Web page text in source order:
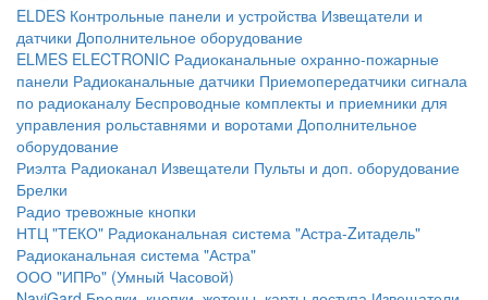
ELDES Контрольные панели и устройства Извещатели и
датчики Дополнительное оборудование
ELMES ELECTRONIC Радиоканальные охранно-пожарные
панели Радиоканальные датчики Приемопередатчики сигнала
по радиоканалу Беспроводные комплекты и приемники для
управления рольставнями и воротами Дополнительное
оборудование
Риэлта Радиоканал Извещатели Пульты и доп. оборудование
Брелки
Радио тревожные кнопки
НТЦ "ТЕКО" Радиоканальная система "Астра-Zитадель"
Радиоканальная система "Астра"
ООО "ИПРо" (Умный Часовой)